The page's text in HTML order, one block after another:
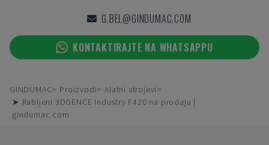
G.BEL@GINDUMAC.COM
KONTAKTIRAJTE NA WHATSAPPU
GINDUMAC Proizvodi
Alatni strojevi
➤ Rabljeni 3DGENCE Industry F420 na prodaju |
gindumac.com